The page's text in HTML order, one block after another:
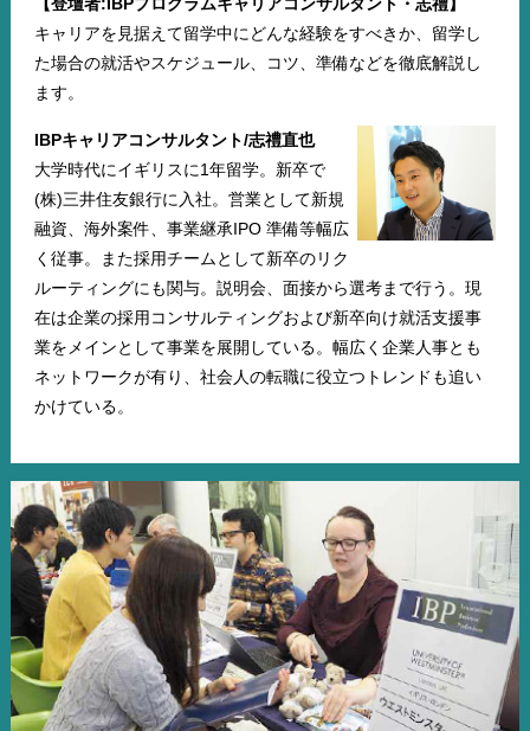
キャリアを見据えて留学中にどんな経験をすべきか、留学し
た場合の就活やスケジュール、コツ、準備などを徹底解説し
ます。
IBPキャリアコンサルタント/志禮直也
大学時代にイギリスに1年留学。新卒で
(株)三井住友銀行に入社。営業として新規
融資、海外案件、事業継承IPO 準備等幅広
く従事。また採用チームとして新卒のリク
ルーティングにも関与。説明会、面接から選考まで行う。現
在は企業の採用コンサルティングおよび新卒向け就活支援事
業をメインとして事業を展開している。幅広く企業人事とも
ネットワークが有り、社会人の転職に役立つトレンドも追い
かけている。